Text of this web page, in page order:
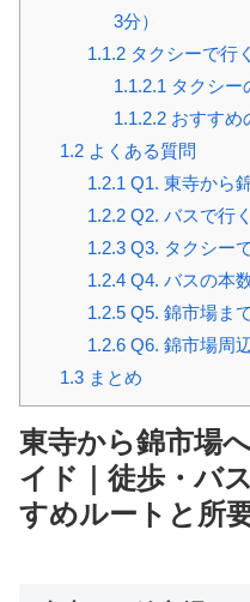
3分）
1.1.2タクシーで行
1.1.2.1 タクシー
1.1.2.2 おすすめ
1.2よくある質問
1.2.1 Q1. 東寺から
1.2.2Q2. バスで行
1.2.3Q3. タクシー
1.2.4Q4. バスの本
1.2.5Q5. 錦市場ま
1.2.6Q6. 錦市場周
1.3まとめ
東寺から錦市場
イド｜徒歩・バ
すめルートと所